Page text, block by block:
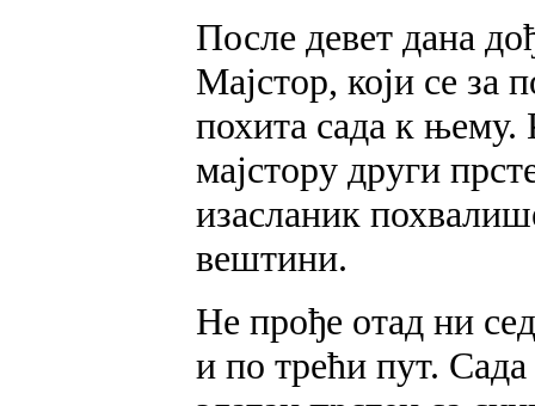
После девет дана
Мајстор, који се за
похита сада к
мајстору други
изасланик
вештини.
Не прође отад ни
и по трећи пут.